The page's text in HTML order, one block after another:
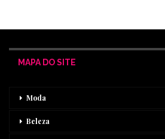
MAPA DO SITE
Moda
Beleza